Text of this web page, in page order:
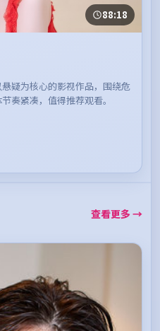
88:18
疑为核心的影视作品，围绕危
奏紧凑，值得推荐观看。
查看更多 →